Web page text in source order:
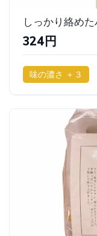
324円
味の濃さ ＋３